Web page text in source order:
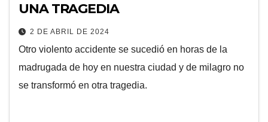
UNA TRAGEDIA
2 DE ABRIL DE 2024
Otro violento accidente se sucedió en horas de la
madrugada de hoy en nuestra ciudad y de milagro no
se transformó en otra tragedia.